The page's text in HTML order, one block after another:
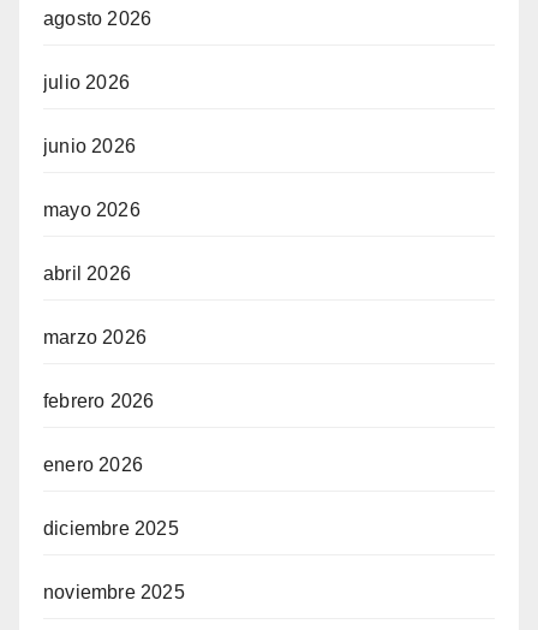
agosto 2026
julio 2026
junio 2026
mayo 2026
abril 2026
marzo 2026
febrero 2026
enero 2026
diciembre 2025
noviembre 2025